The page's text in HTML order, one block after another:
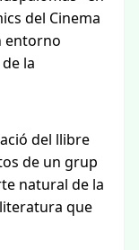
del Cinema
entorno
la
del llibre
de un grup
natural de la
que